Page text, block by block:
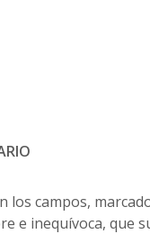
los campos,
e inequívoca, que